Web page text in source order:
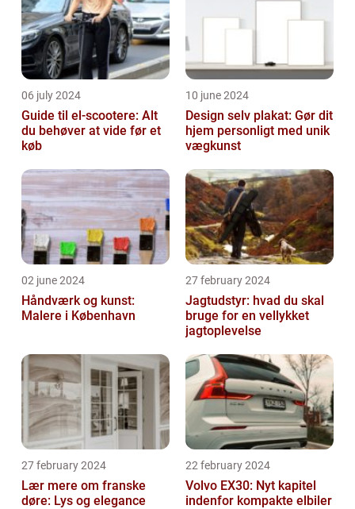
06 july 2024
Guide til el-scootere: Alt
du behøver at vide før et
køb
10 june 2024
Design selv plakat: Gør dit
hjem personligt med unik
vægkunst
02 june 2024
Håndværk og kunst:
Malere i København
27 february 2024
Jagtudstyr: hvad du skal
bruge for en vellykket
jagtoplevelse
27 february 2024
Lær mere om franske
døre: Lys og elegance
22 february 2024
Volvo EX30: Nyt kapitel
indenfor kompakte elbiler